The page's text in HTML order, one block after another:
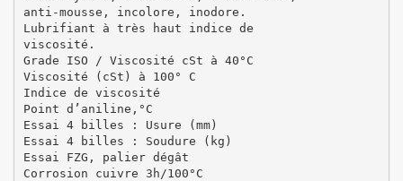
anti-mousse, incolore, inodore.
Lubrifiant à très haut indice de
viscosité.
Grade ISO / Viscosité cSt à 40°C
Viscosité (cSt) à 100° C
Indice de viscosité
Point d’aniline,°C
Essai 4 billes : Usure (mm)
Essai 4 billes : Soudure (kg)
Essai FZG, palier dégât
Corrosion cuivre 3h/100°C